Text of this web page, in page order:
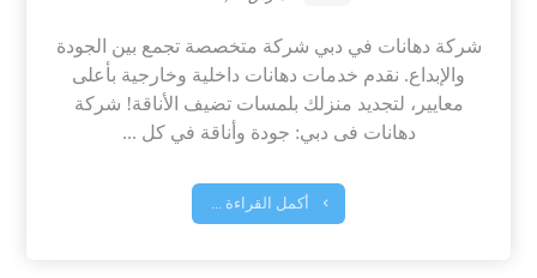
شركة دهانات في دبي شركة متخصصة تجمع بين الجودة
والإبداع. نقدم خدمات دهانات داخلية وخارجية بأعلى
معايير، لتجديد منزلك بلمسات تضيف الأناقة! شركة
دهانات فى دبي: جودة وأناقة في كل ...
أكمل القراءة ...